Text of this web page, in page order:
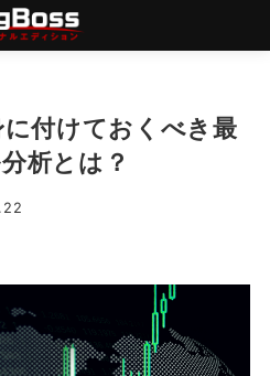
付けておくべき最
析とは？